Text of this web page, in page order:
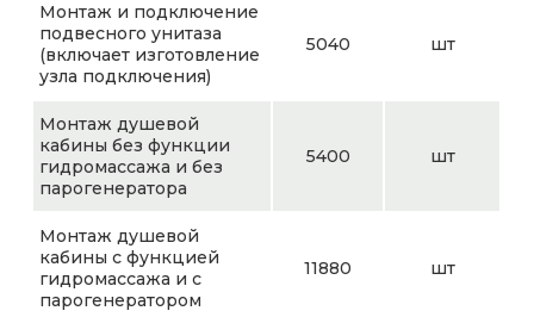
Монтаж и подключение
подвесного унитаза
(включает изготовление
узла подключения)
5040 шт
Монтаж душевой
кабины без функции
гидромассажа и без
парогенератора
5400 шт
Монтаж душевой
кабины с функцией
гидромассажа и с
парогенератором
11880 шт